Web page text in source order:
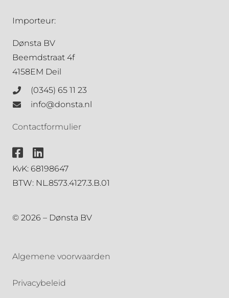
Importeur:
Dønsta BV
Beemdstraat 4f
4158EM Deil
(0345) 65 11 23
info@donsta.nl
Contactformulier
KvK: 68198647
BTW: NL.8573.4127.3.B.01
© 2026 – Dønsta BV
Algemene voorwaarden
Privacybeleid